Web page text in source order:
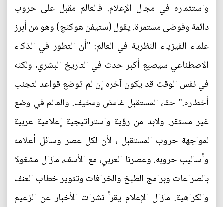
‬واستثماره في‮ ‬مجال الإعلام‮. ‬فالعالم مقبل على حروب
دائمة وفوضى مستمرة‮. ‬يقول‮ (‬ستيفن هوكنج‮) ‬وهو من أبرز
علماء الفيزياء النظرية في‮ ‬العالم‮: "‬أن التطور في‮ ‬الذكاء
الاصطناعي‮ ‬سيصبع أكبر حدث في‮ ‬التاريخ البشري،‮ ‬ولكنه
في‮ ‬نفس الوقت قد‮ ‬يكون آخره إن لم توضع قواعد لتجنب
أخطاره‮." ‬حقا،‮ ‬المستقبل‮ ‬غامض ومخيف‮. ‬والعالم في‮ ‬وضع‮
‬غير مستقر‮. ‬ولابد من رؤية واستراتيجية إعلامية عربية
لمواجهة حروب المستقبل‮ ‬،‮ ‬لأن لكل عصر وسائل أعلامه
وأساليب حروبه‮. ‬وعصرنا العربي،‮ ‬مع الأسف،‮ ‬مازال مشغولا
بالصراعات وبرامج الطبخ والخرافات وتثوير خطاب العنف
والكراهية‮. ‬مازال الإعلام‮ ‬يقرأ نشرات الأخبار عن الزعيم